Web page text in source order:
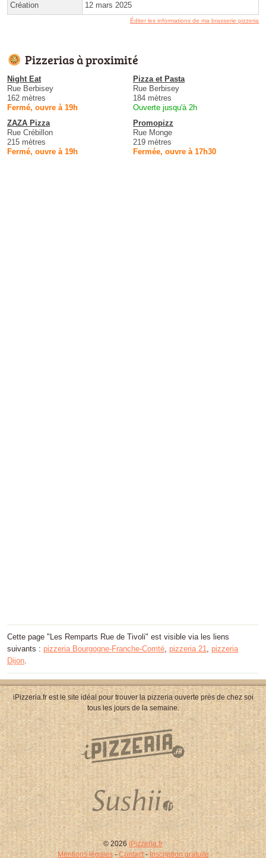
Création 12 mars 2025
Éditer les informations de ma brasserie pizzeria
Pizzerias à proximité
Night Eat
Rue Berbisey
162 mètres
Fermé, ouvre à 19h
Pizza et Pasta
Rue Berbisey
184 mètres
Ouverte jusqu'à 2h
ZAZA Pizza
Rue Crébillon
215 mètres
Fermé, ouvre à 19h
Promopizz
Rue Monge
219 mètres
Fermée, ouvre à 17h30
Cette page "Les Remparts Rue de Tivoli" est visible via les liens
suivants : pizzeria Bourgogne-Franche-Comté, pizzeria 21, pizzeria
Dijon.
iPizzeria.fr est le site idéal pour trouver la pizzeria ouverte près de chez soi
tous les jours de la semaine.
© 2026 iPizzeria.fr
Mentions légales-Contact-Inscription gratuite